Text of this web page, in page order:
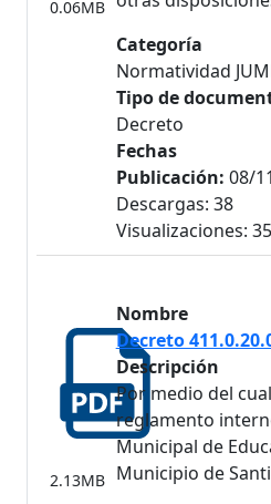
0.06MB
Categoría
Normatividad
Tipo de
Decreto
Fechas
Publicación: 08/
Descargas: 38
Visualizaciones: 35
2.13MB
Nombre
Decreto
Descripción
Por medio del
reglamento
Municipal de
Municipio de